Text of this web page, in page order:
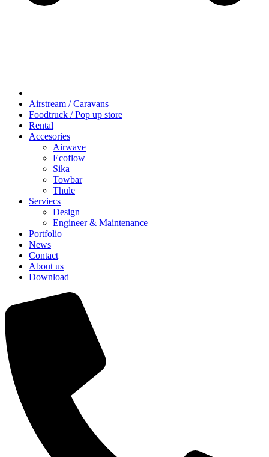
Airstream / Caravans
Foodtruck / Pop up store
Rental
Accesories
Airwave
Ecoflow
Sika
Towbar
Thule
Serviecs
Design
Engineer & Maintenance
Portfolio
News
Contact
About us
Download